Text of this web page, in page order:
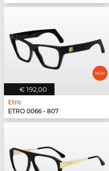
€ 192,00
Etro
ETRO 0066 - 807